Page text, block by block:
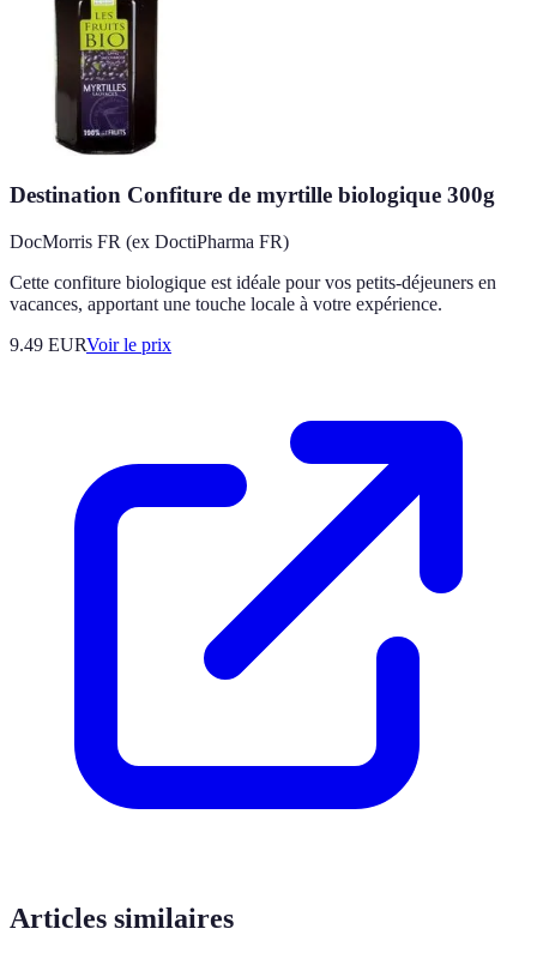
Destination Confiture de myrtille biologique 300g
DocMorris FR (ex DoctiPharma FR)
Cette confiture biologique est idéale pour vos petits-déjeuners en
vacances, apportant une touche locale à votre expérience.
9.49 EURVoir le prix
Articles similaires